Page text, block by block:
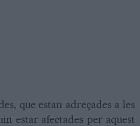
que estan adreçades a les
estar afectades per aquest